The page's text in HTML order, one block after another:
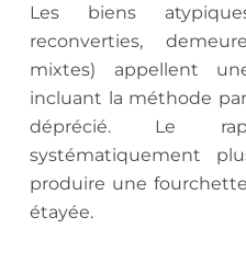
Les biens
reconverties,
mixtes) appellent
incluant la méthode
déprécié. Le
systématiquement
produire une
étayée.